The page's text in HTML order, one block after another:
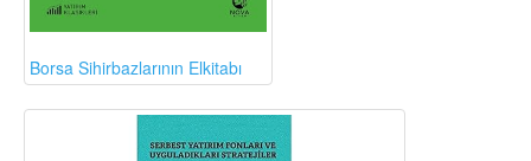
Borsa Sihirbazlarının Elkitabı